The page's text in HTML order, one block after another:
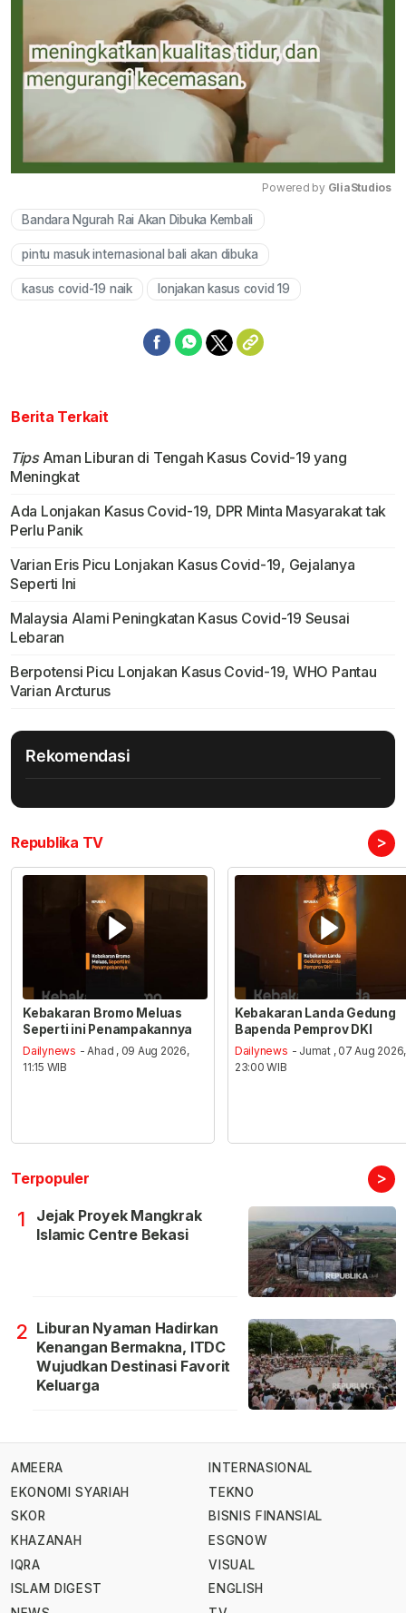
Powered by GliaStudios
Bandara Ngurah Rai Akan Dibuka Kembali
pintu masuk internasional bali akan dibuka
kasus covid-19 naik lonjakan kasus covid 19
Berita Terkait
TipsAman Liburan di Tengah Kasus Covid-19 yang
Meningkat
Ada Lonjakan Kasus Covid-19, DPR Minta Masyarakat tak
Perlu Panik
Varian Eris Picu Lonjakan Kasus Covid-19, Gejalanya
Seperti Ini
Malaysia Alami Peningkatan Kasus Covid-19 Seusai
Lebaran
Berpotensi Picu Lonjakan Kasus Covid-19, WHO Pantau
Varian Arcturus
Rekomendasi
Republika TV >
Kebakaran Bromo Meluas
Seperti ini Penampakannya
Dailynews - Ahad , 09 Aug 2026,
11:15 WIB
Kebakaran Landa Gedung
Bapenda Pemprov DKI
Dailynews - Jumat , 07 Aug 2026,
23:00 WIB
Terpopuler >
1
Jejak Proyek Mangkrak
Islamic Centre Bekasi
2 Liburan Nyaman Hadirkan
Kenangan Bermakna, ITDC
Wujudkan Destinasi Favorit
Keluarga
AMEERA
EKONOMI SYARIAH
SKOR
KHAZANAH
IQRA
ISLAM DIGEST
INTERNASIONAL
TEKNO
BISNIS FINANSIAL
ESGNOW
VISUAL
ENGLISH